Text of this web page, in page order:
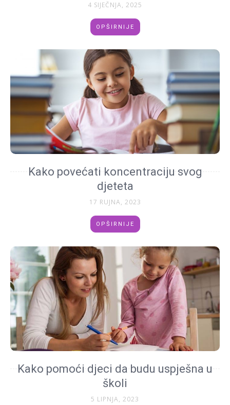
4 SIJEČNJA, 2025
OPŠIRNIJE
Kako povećati koncentraciju svog
djeteta
17 RUJNA, 2023
OPŠIRNIJE
Kako pomoći djeci da budu uspješna u
školi
5 LIPNJA, 2023